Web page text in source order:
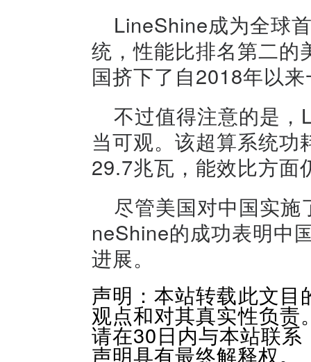
LineShine成为全球
统，性能比排名第二
国挤下了自2018年以
不过值得注意的是
当可观。该超算系统
29.7兆瓦，能效比方面
尽管美国对中国实
neShine的成功表明中
进展。
声明：本站转载此文
观点和对其真实性负
请在30日内与本站联
声明具有最终解释权。